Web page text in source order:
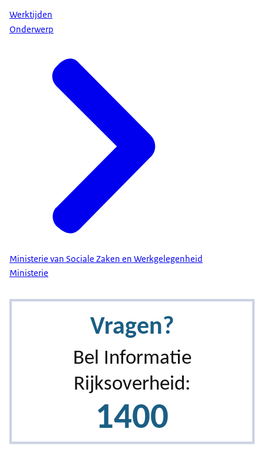
Werktijden
Onderwerp
Ministerie van Sociale Zaken en Werkgelegenheid
Ministerie